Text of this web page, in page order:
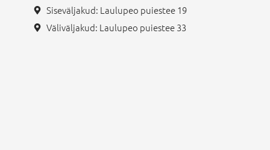
Siseväljakud: Laulupeo puiestee 19
Väliväljakud: Laulupeo puiestee 33